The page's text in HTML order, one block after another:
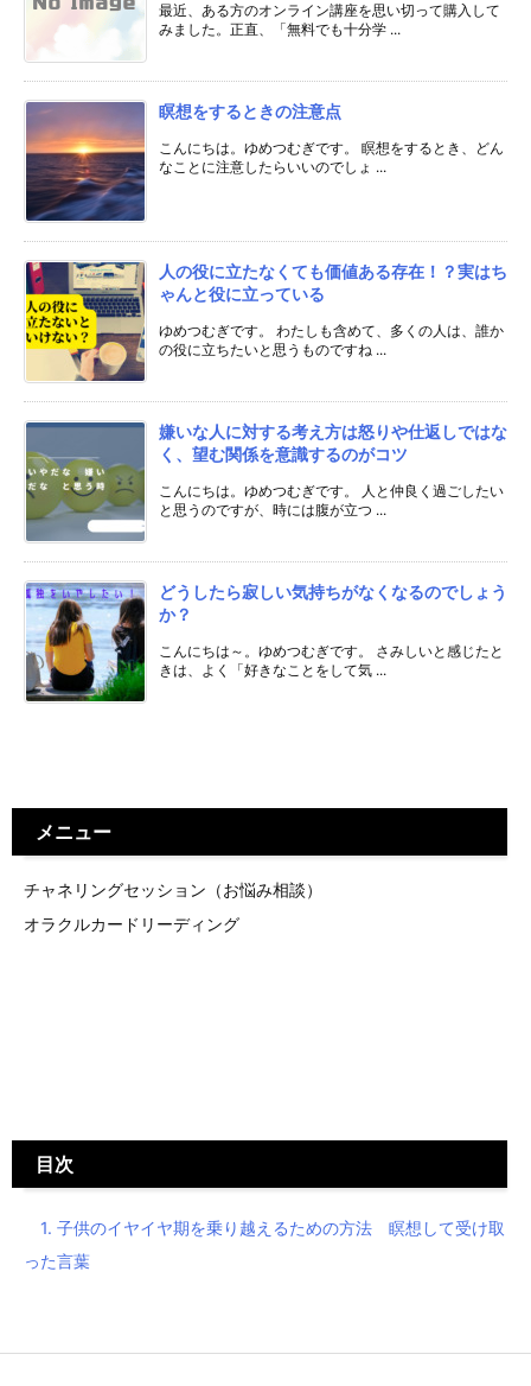
最近、ある方のオンライン講座を思い切って購入して
みました。正直、「無料でも十分学 ...
瞑想をするときの注意点
こんにちは。ゆめつむぎです。 瞑想をするとき、どん
なことに注意したらいいのでしょ ...
人の役に立たなくても価値ある存在！？実はち
ゃんと役に立っている
ゆめつむぎです。 わたしも含めて、多くの人は、誰か
の役に立ちたいと思うものですね ...
嫌いな人に対する考え方は怒りや仕返しではな
く、望む関係を意識するのがコツ
こんにちは。ゆめつむぎです。 人と仲良く過ごしたい
と思うのですが、時には腹が立つ ...
どうしたら寂しい気持ちがなくなるのでしょう
か？
こんにちは～。ゆめつむぎです。 さみしいと感じたと
きは、よく「好きなことをして気 ...
メニュー
チャネリングセッション（お悩み相談）
オラクルカードリーディング
目次
1. 子供のイヤイヤ期を乗り越えるための方法 瞑想して受け取
った言葉